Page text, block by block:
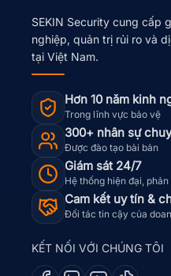
SEKIN Security cung cấp
nghiệp, quản trị rủi ro và
tại Việt Nam.
Hơn 10 năm kinh
Trong lĩnh vực bảo vệ
300+ nhân sự
Được đào tạo bài bản
Giám sát 24/7
Hệ thống hiện đại,
Cam kết uy tín &
Đối tác tin cậy của
KẾT NỐI VỚI CHÚNG TÔI